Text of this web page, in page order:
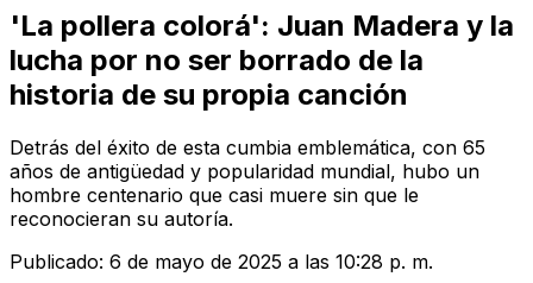
'La pollera colorá': Juan Madera y la
lucha por no ser borrado de la
historia de su propia canción
Detrás del éxito de esta cumbia emblemática, con 65
años de antigüedad y popularidad mundial, hubo un
hombre centenario que casi muere sin que le
reconocieran su autoría.
Publicado: 6 de mayo de 2025 a las 10:28 p. m.